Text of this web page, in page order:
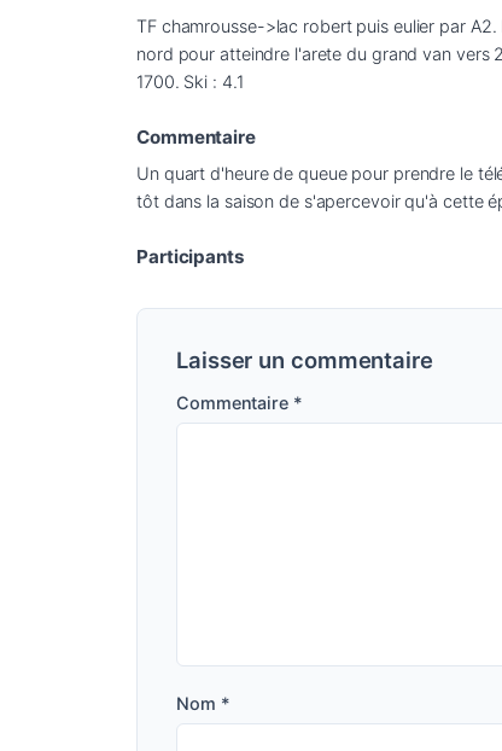
TF chamrousse->lac robert puis eulier par
nord pour atteindre l'arete du grand van vers
1700. Ski : 4.1
Commentaire
Un quart d'heure de queue pour prendre le
tôt dans la saison de s'apercevoir qu'à cette
Participants
Laisser un commentaire
Commentaire *
Nom *